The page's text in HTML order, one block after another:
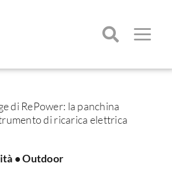
Toggle
di RePower: la panchina
di ricarica elettrica
•Outdoor